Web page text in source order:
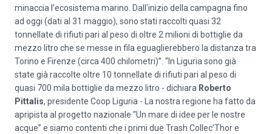
minaccia l’ecosistema marino. Dall'inizio della campagna fino
ad oggi (dati al 31 maggio), sono stati raccolti quasi 32
tonnellate di rifiuti pari al peso di oltre 2 milioni di bottiglie da
mezzo litro che se messe in fila eguaglierebbero la distanza tra
Torino e Firenze (circa 400 chilometri)”. “In Liguria sono già
state già raccolte oltre 10 tonnellate di rifiuti pari al peso di
quasi 700 mila bottiglie da mezzo litro - dichiara Roberto
Pittalis, presidente Coop Liguria - La nostra regione ha fatto da
apripista al progetto nazionale “Un mare di idee per le nostre
acque” e siamo contenti che i primi due Trash Collec’Thor e